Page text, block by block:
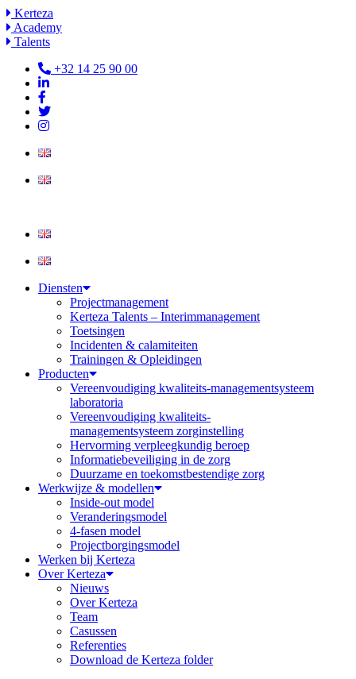
Ga
naar
de
Kerteza
Academy
Talents
+32 14 25 90 00
Diensten
Projectmanagement
Kerteza Talents – Interimmanagement
Toetsingen
Incidenten & calamiteiten
Trainingen & Opleidingen
Producten
Vereenvoudiging kwaliteits-managementsysteem
laboratoria
Vereenvoudiging kwaliteits-
managementsysteem zorginstelling
Hervorming verpleegkundig beroep
Informatiebeveiliging in de zorg
Duurzame en toekomstbestendige zorg
Werkwijze & modellen
Inside-out model
Veranderingsmodel
4-fasen model
Projectborgingsmodel
Werken bij Kerteza
Over Kerteza
Nieuws
Over Kerteza
Team
Casussen
Referenties
Download de Kerteza folder